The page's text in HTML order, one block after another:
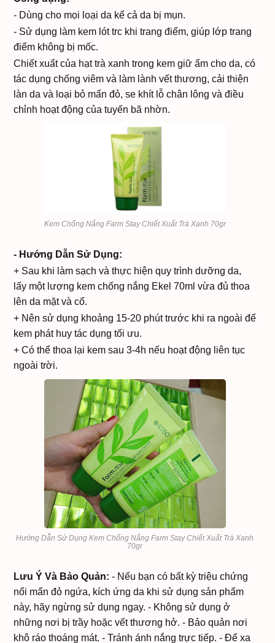
- Dùng cho mọi loại da kể cả da bị mụn.
- Sử dụng làm kem lót trc khi trang điểm, giúp lớp trang
điểm không bị mốc.
Chiết xuất của hạt trà xanh trong kem giữ ẩm cho da, có
tác dụng chống viêm và làm lành vết thương, cải thiện
làn da và loại bỏ mẩn đỏ, se khít lỗ chân lông và điều
chỉnh hoạt động của tuyến bã nhờn.
Kem Chống Nắng Farm Stay Chiết Xuất Trà Xanh 70gr
- Hướng Dẫn Sử Dụng:
+ Sau khi làm sạch và thực hiện quy trình dưỡng da,
lấy một lượng kem chống nắng Ekel 70ml vừa đủ thoa
lên da mặt và cổ.
+ Nên sử dụng khoảng 15-20 phút trước khi ra ngoài để
kem phát huy tác dụng tối ưu.
+ Có thể thoa lại kem sau 3-4h nếu hoạt động liên tục
ngoài trời.
Hướng Dẫn Sử Dụng Kem Chống Nắng Farm Stay Chiết Xuất Trà Xanh
70gr
Lưu Ý Và Bảo Quản: - Nếu bạn có bất kỳ triệu chứng
nổi mẩn đỏ ngứa, kích ứng da khi sử dụng sản phẩm
này, hãy ngừng sử dụng ngay. - Không sử dụng ở
những nơi bị trầy hoặc vết thương hở. - Bảo quản nơi
khô ráo thoáng mát. - Tránh ánh nắng trực tiếp. - Để xa